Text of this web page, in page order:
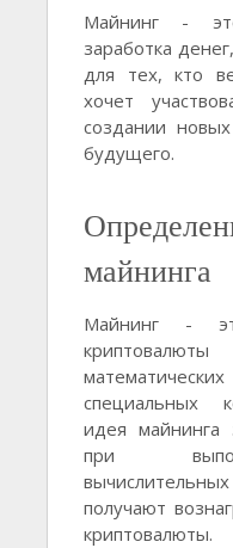
Майнинг -
заработка
для тех, кто
хочет
создании
будущего.
майнинга
Майнинг -
специальных
идея майнинга
при
получают
криптовалюты.